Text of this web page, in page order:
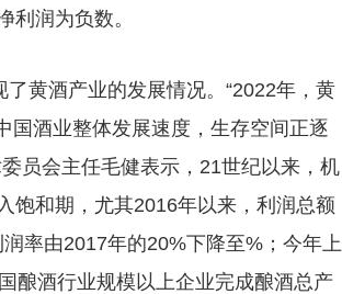
利润为负数。
黄酒产业的发展情况。“2022年，黄
国酒业整体发展速度，生存空间正逐
员会主任毛健表示，21世纪以来，机
饱和期，尤其2016年以来，利润总额
率由2017年的20%下降至%；今年上
酿酒行业规模以上企业完成酿酒总产